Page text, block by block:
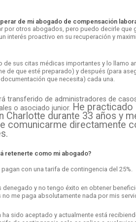
de mi abogado de compensación
por otros abogados, pero puedo decirle que
interés proactivo en su recuperación y
de sus citas médicas importantes y lo llamo
de que esté preparado) y después (para
que necesita) cada una.
transferido de administradores de
o asociado junior. He practicado
Charlotte durante 33 años y
comunicarme directamente
retenerte como mi abogado?
con una tarifa de contingencia del 25%.
denegado y no tengo éxito en obtener
no me paga absolutamente nada por mis
ha sido aceptado y actualmente está